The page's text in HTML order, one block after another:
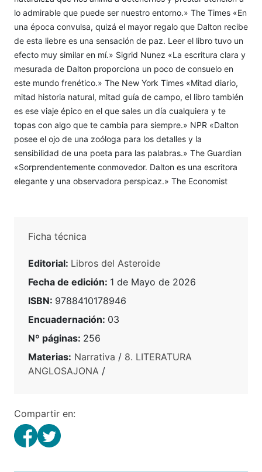
lo admirable que puede ser nuestro entorno.» The Times «En
una época convulsa, quizá el mayor regalo que Dalton recibe
de esta liebre es una sensación de paz. Leer el libro tuvo un
efecto muy similar en mí.» Sigrid Nunez «La escritura clara y
mesurada de Dalton proporciona un poco de consuelo en
este mundo frenético.» The New York Times «Mitad diario,
mitad historia natural, mitad guía de campo, el libro también
es ese viaje épico en el que sales un día cualquiera y te
topas con algo que te cambia para siempre.» NPR «Dalton
posee el ojo de una zoóloga para los detalles y la
sensibilidad de una poeta para las palabras.» The Guardian
«Sorprendentemente conmovedor. Dalton es una escritora
elegante y una observadora perspicaz.» The Economist
Ficha técnica
Editorial: Libros del Asteroide
Fecha de edición: 1 de Mayo de 2026
ISBN: 9788410178946
Encuadernación: 03
Nº páginas: 256
Materias: Narrativa / 8. LITERATURA
ANGLOSAJONA /
Compartir en: